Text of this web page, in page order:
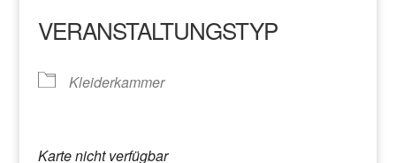
VERANSTALTUNGSTYP
Kleiderkammer
Karte nicht verfügbar